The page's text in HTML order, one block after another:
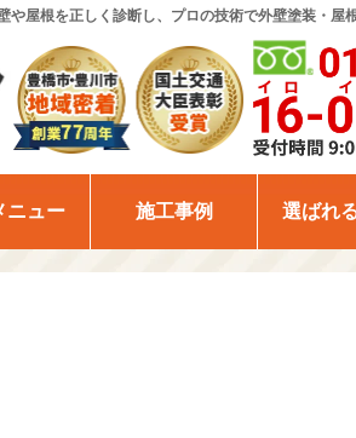
屋根を正しく診断し、プロの技術で外壁塗装・屋
ニュー 施工事例 選ばれ